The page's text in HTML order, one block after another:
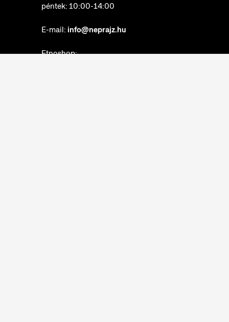
péntek: 10:00-14:00
E-mail: info@neprajz.hu
Etnoshop: